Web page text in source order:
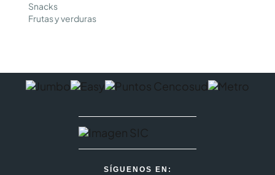
Snacks
Frutas y verduras
SÍGUENOS EN: